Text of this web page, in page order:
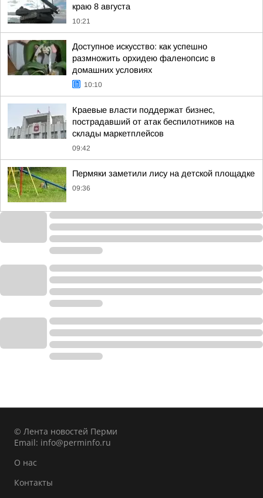
краю 8 августа
10:21
Доступное искусство: как успешно
размножить орхидею фаленопсис в
домашних условиях
10:10
Краевые власти поддержат бизнес,
пострадавший от атак беспилотников на
склады маркетплейсов
09:42
Пермяки заметили лису на детской площадке
09:36
© Лента новостей Перми
Email: info@perminfo.ru
О нас
Контакты